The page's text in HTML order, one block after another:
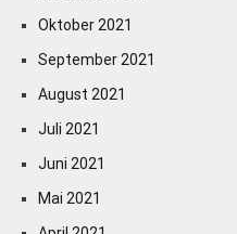
Oktober 2021
September 2021
August 2021
Juli 2021
Juni 2021
Mai 2021